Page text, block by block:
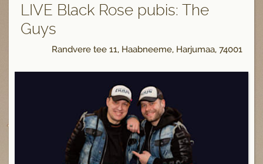
LIVE Black Rose pubis: The
Guys
Randvere tee 11, Haabneeme, Harjumaa, 74001